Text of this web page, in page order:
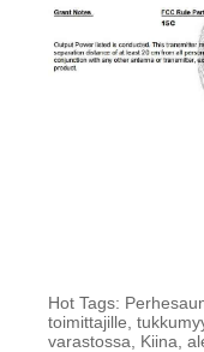
Hot Tags:
toimittajille,
varastossa, Kiina,